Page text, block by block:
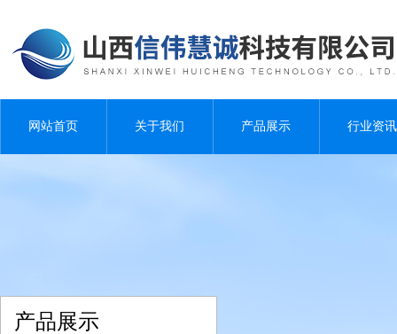
网站首页 关于我们 产品展示 行业资讯
产品展示